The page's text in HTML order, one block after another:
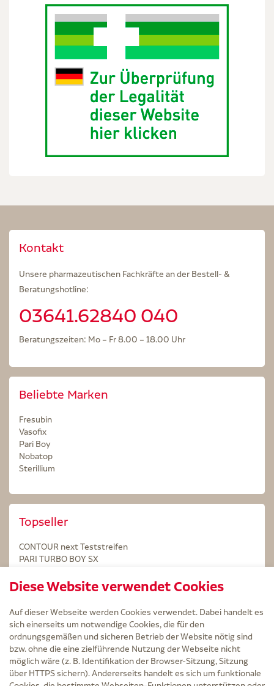
Kontakt
Unsere pharmazeutischen Fachkräfte an der Bestell- &
Beratungshotline:
03641.62840 040
Beratungszeiten: Mo – Fr 8.00 – 18.00 Uhr
Beliebte Marken
Fresubin
Vasofix
Pari Boy
Nobatop
Sterillium
Topseller
CONTOUR next Teststreifen
PARI TURBO BOY SX
Kintex Kinesiologie Tape blau
Service
Versand und Lieferzeit
Kontakt
Diese Website verwendet Cookies
Auf dieser Webseite werden Cookies verwendet. Dabei handelt es
sich einerseits um notwendige Cookies, die für den
ordnungsgemäßen und sicheren Betrieb der Website nötig sind
bzw. ohne die eine zielführende Nutzung der Webseite nicht
möglich wäre (z. B. Identifikation der Browser-Sitzung, Sitzung
über HTTPS sichern). Andererseits handelt es sich um funktionale